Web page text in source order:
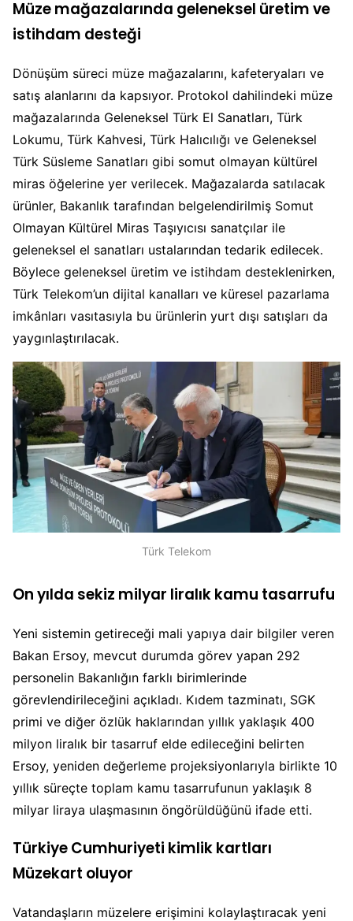
Müze mağazalarında geleneksel üretim ve
istihdam desteği
Dönüşüm süreci müze mağazalarını, kafeteryaları ve
satış alanlarını da kapsıyor. Protokol dahilindeki müze
mağazalarında Geleneksel Türk El Sanatları, Türk
Lokumu, Türk Kahvesi, Türk Halıcılığı ve Geleneksel
Türk Süsleme Sanatları gibi somut olmayan kültürel
miras öğelerine yer verilecek. Mağazalarda satılacak
ürünler, Bakanlık tarafından belgelendirilmiş Somut
Olmayan Kültürel Miras Taşıyıcısı sanatçılar ile
geleneksel el sanatları ustalarından tedarik edilecek.
Böylece geleneksel üretim ve istihdam desteklenirken,
Türk Telekom’un dijital kanalları ve küresel pazarlama
imkânları vasıtasıyla bu ürünlerin yurt dışı satışları da
yaygınlaştırılacak.
Türk Telekom
On yılda sekiz milyar liralık kamu tasarrufu
Yeni sistemin getireceği mali yapıya dair bilgiler veren
Bakan Ersoy, mevcut durumda görev yapan 292
personelin Bakanlığın farklı birimlerinde
görevlendirileceğini açıkladı. Kıdem tazminatı, SGK
primi ve diğer özlük haklarından yıllık yaklaşık 400
milyon liralık bir tasarruf elde edileceğini belirten
Ersoy, yeniden değerleme projeksiyonlarıyla birlikte 10
yıllık süreçte toplam kamu tasarrufunun yaklaşık 8
milyar liraya ulaşmasının öngörüldüğünü ifade etti.
Türkiye Cumhuriyeti kimlik kartları
Müzekart oluyor
Vatandaşların müzelere erişimini kolaylaştıracak yeni